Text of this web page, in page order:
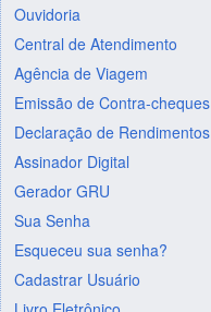
Ouvidoria
Central de Atendimento
Agência de Viagem
Emissão de Contra-cheques
Declaração de Rendimentos
Assinador Digital
Gerador GRU
Sua Senha
Esqueceu sua senha?
Cadastrar Usuário